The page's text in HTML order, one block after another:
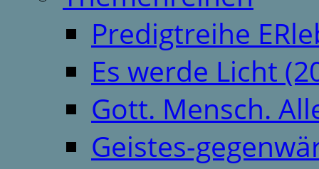
Predigtreihe
Es werde Licht
Gott. Mensch.
Geistes-